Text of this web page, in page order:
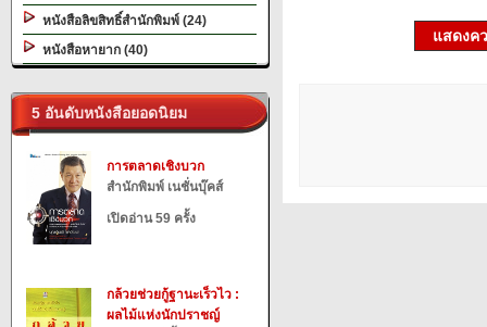
หนังสือลิขสิทธิ์สำนักพิมพ์ (24)
หนังสือหายาก (40)
5 อันดับหนังสือยอดนิยม
การตลาดเชิงบวก
สำนักพิมพ์ เนชั่นบุ๊คส์
เปิดอ่าน 59 ครั้ง
กล้วยช่วยกู้ฐานะเร็วไว :
ผลไม้แห่งนักปราชญ์
แสดงค